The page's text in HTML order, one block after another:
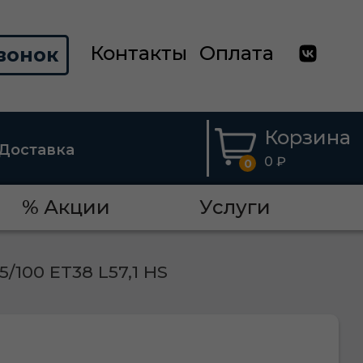
Контакты Оплата
0
Корзина
0 ₽
% Акции Услуги
100 ET38 L57,1 HS